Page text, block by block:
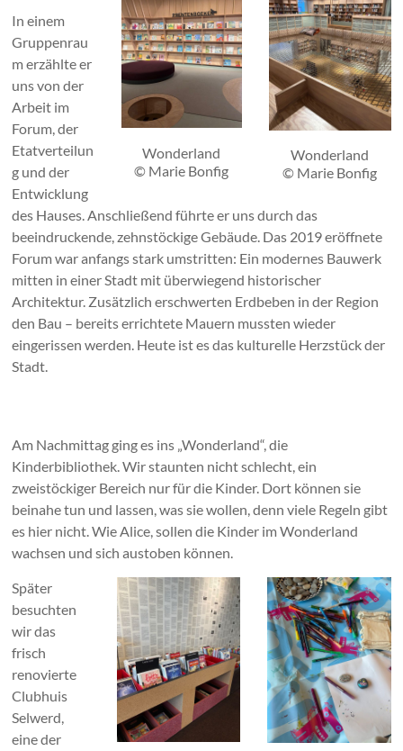
Wonderland
© Marie Bonfig
Wonderland
© Marie Bonfig
In einem
Gruppenrau
m erzählte er
uns von der
Arbeit im
Forum, der
Etatverteilun
g und der
Entwicklung
des Hauses. Anschließend führte er uns durch das
beeindruckende, zehnstöckige Gebäude. Das 2019 eröffnete
Forum war anfangs stark umstritten: Ein modernes Bauwerk
mitten in einer Stadt mit überwiegend historischer
Architektur. Zusätzlich erschwerten Erdbeben in der Region
den Bau – bereits errichtete Mauern mussten wieder
eingerissen werden. Heute ist es das kulturelle Herzstück der
Stadt.
Am Nachmittag ging es ins „Wonderland“, die
Kinderbibliothek. Wir staunten nicht schlecht, ein
zweistöckiger Bereich nur für die Kinder. Dort können sie
beinahe tun und lassen, was sie wollen, denn viele Regeln gibt
es hier nicht. Wie Alice, sollen die Kinder im Wonderland
wachsen und sich austoben können.
Später
besuchten
wir das
frisch
renovierte
Clubhuis
Selwerd,
eine der